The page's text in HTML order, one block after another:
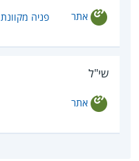
אתר פניה מקוונת
שי"ל
אתר